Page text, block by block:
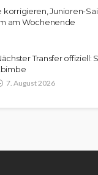
korrigieren, Junioren-
am Wochenende
Transfer offiziell:
7. August 2026